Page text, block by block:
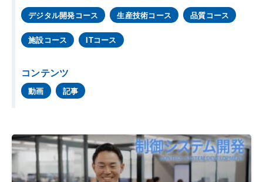
デジタル開発コース 生産技術コース 品質コース
施設コース ITコース
コンテンツ
動画 記事